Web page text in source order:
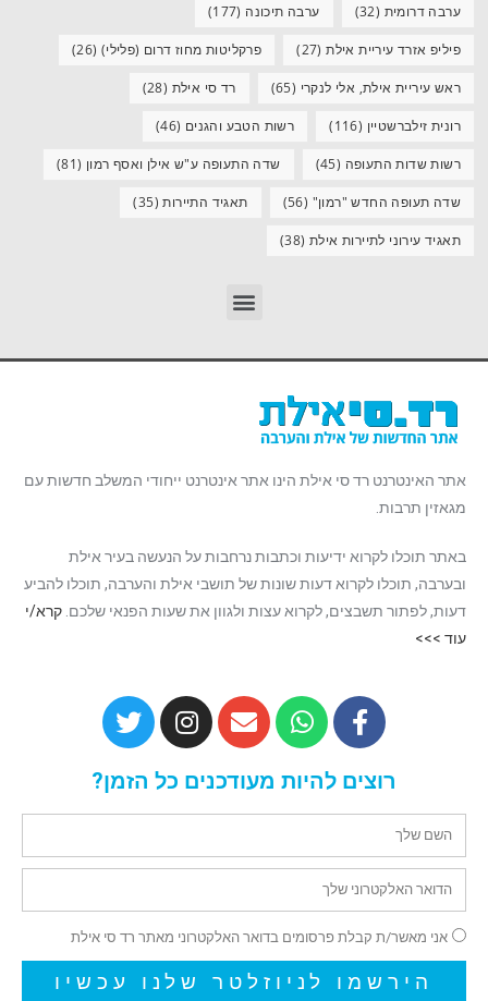
ערבה דרומית (32) ערבה תיכונה (177)
פיליפ אזרד עיריית אילת(27) פרקליטות מחוז דרום (פלילי) (26)
ראש עיריית אילת, אלי לנקרי (65) רד סי אילת (28)
רונית זילברשטיין (116) רשות הטבע והגנים (46)
רשות שדות התעופה (45) שדה התעופה ע"ש אילן ואסף רמון (81)
שדה תעופה החדש "רמון" (56) תאגיד התיירות(35)
תאגיד עירוני לתיירות אילת (38)
אתר האינטרנט רד סי אילת הינו אתר אינטרנט ייחודי המשלב חדשות עם
מגאזין תרבות.
באתר תוכלו לקרוא ידיעות וכתבות נרחבות על הנעשה בעיר אילת
ובערבה, תוכלו לקרוא דעות שונות של תושבי אילת והערבה, תוכלו להביע
דעות, לפתור תשבצים, לקרוא עצות ולגוון את שעות הפנאי שלכם. קרא/י
עוד >>>
רוצים להיות מעודכנים כל הזמן?
אני מאשר/ת קבלת פרסומים בדואר האלקטרוני מאתר רד סי אילת
הירשמו לניוזלטר שלנו עכשיו